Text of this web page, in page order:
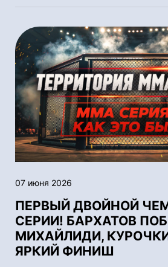
07 июня 2026
ПЕРВЫЙ ДВОЙНОЙ
СЕРИИ! БАРХАТОВ
МИХАЙЛИДИ,
ЯРКИЙ ФИНИШ